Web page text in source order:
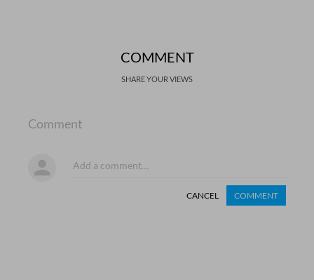
COMMENT
SHARE YOUR VIEWS
Comment
CANCEL COMMENT